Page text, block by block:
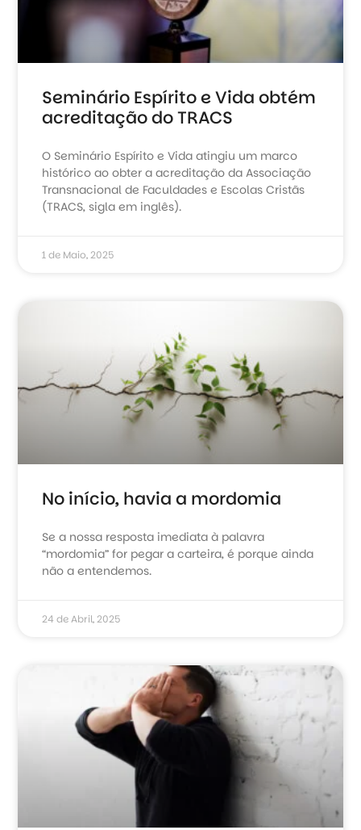
Seminário Espírito e Vida obtém
acreditação do TRACS
O Seminário Espírito e Vida atingiu um marco
histórico ao obter a acreditação da Associação
Transnacional de Faculdades e Escolas Cristãs
(TRACS, sigla em inglês).
1 de Maio, 2025
No início, havia a mordomia
Se a nossa resposta imediata à palavra
“mordomia” for pegar a carteira, é porque ainda
não a entendemos.
24 de Abril, 2025